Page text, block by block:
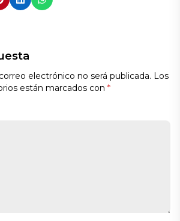
electrónico no será publicada. Los
están marcados con *